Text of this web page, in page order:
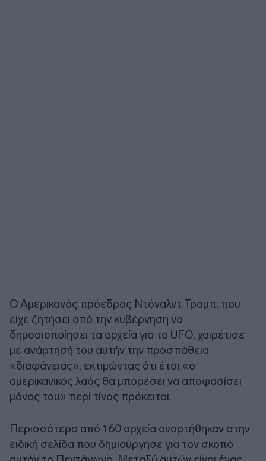
Ο Αμερικανός πρόεδρος Ντόναλντ Τραμπ, που
είχε ζητήσει από την κυβέρνηση να
δημοσιοποίησει τα αρχεία για τα UFO, χαιρέτισε
με ανάρτησή του αυτήν την προσπάθεια
«διαφάνειας», εκτιμώντας ότι έτσι «ο
αμερικανικός λαός θα μπορέσει να αποφασίσει
μόνος του» περί τίνος πρόκειται.
Περισσότερα από 160 αρχεία αναρτήθηκαν στην
ειδική σελίδα που δημιούργησε για τον σκοπό